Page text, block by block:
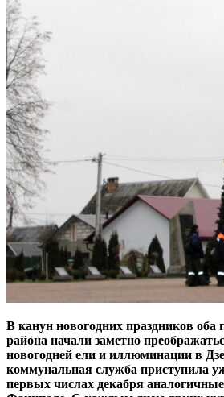
В канун новогодних праздников оба
района начали заметно
новогодней ели и иллюминации в
коммунальная служба приступила
первых числах декабря